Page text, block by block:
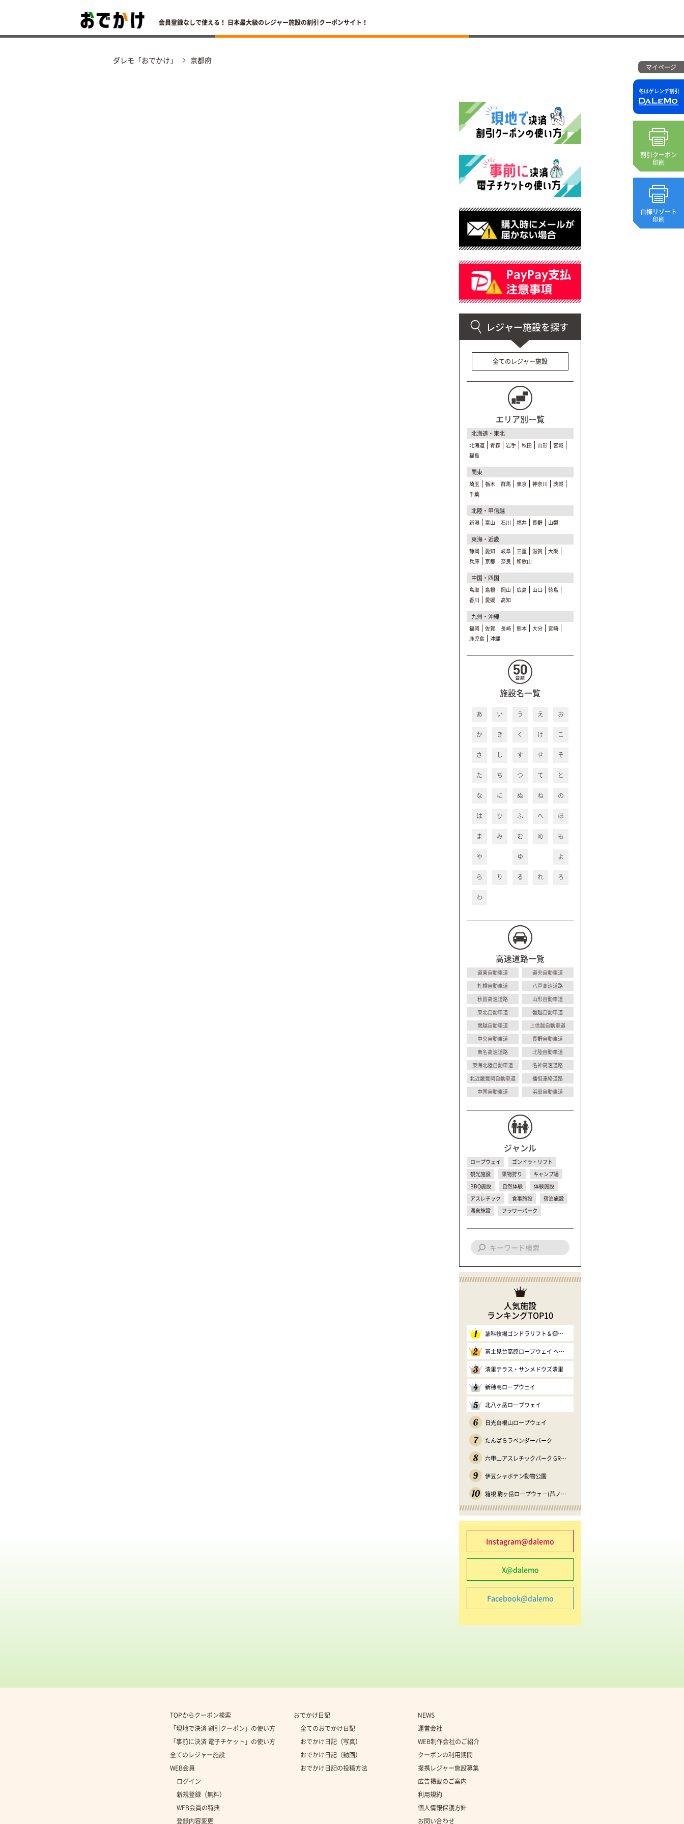
会員登録なしで使える！ 日本最大級のレジャー施設の割引クーポンサイト！
冬はゲレンデ割引
割引クーポン
印刷
白樺リゾート
印刷
マイページ
ダレモ「おでかけ」 京都府
全てのレジャー施設
エリア別一覧
北海道・東北
北海道 青森 岩手 秋田 山形
宮城
福島
関東
埼玉 栃木 群馬 東京 神奈川
茨城
千葉
北陸・甲信越
新潟 富山 石川 福井 長野 山梨
東海・近畿
静岡 愛知 岐阜 三重 滋賀
大阪
兵庫
京都 奈良 和歌山
中国・四国
鳥取 島根 岡山 広島 山口
徳島
香川
愛媛 高知
九州・沖縄
福岡 佐賀 長崎 熊本 大分
宮崎
鹿児島
沖縄
施設名一覧
あ い う え お
か き く け こ
さ し す せ そ
た ち つ て と
な に ぬ ね の
は ひ ふ へ ほ
ま み む め も
や ゆ よ
ら り る れ ろ
わ
高速道路一覧
道東自動車道
道央自動車道
札樽自動車道
八戸高速道路
秋田高速道路
山形自動車道
東北自動車道
磐越自動車道
関越自動車道
上信越自動車道
中央自動車道
長野自動車道
東名高速道路
北陸自動車道
東海北陸自動車道
名神高速道路
北近畿豊岡自動車道
播但連絡道路
中国自動車道
浜田自動車道
ジャンル
ロープウェイ
ゴンドラ・リフト
観光施設
果物狩り
キャンプ場
BBQ施設
自然体験
体験施設
アスレチック
食事施設
宿泊施設
温泉施設
フラワーパーク
人気施設
ランキングTOP10
1 蓼科牧場ゴンドラリフト＆御泉水自然園
2 富士見台高原ロープウェイ ヘブンスそのはら
3 清里テラス・サンメドウズ清里
4 新穂高ロープウェイ
5 北八ヶ岳ロープウェイ
6 日光白根山ロープウェイ
7 たんばらラベンダーパーク
8 六甲山アスレチックパーク GREENIA
9 伊豆シャボテン動物公園
10 箱根 駒ヶ岳ロープウェー(芦ノソラ)
Instagram@dalemo
X@dalemo
Facebook@dalemo
TOPからクーポン検索
「現地で決済 割引クーポン」の使い方
「事前に決済 電子チケット」の使い方
全てのレジャー施設
WEB会員
ログイン
新規登録（無料）
WEB会員の特典
登録内容変更
おでかけ日記
全てのおでかけ日記
おでかけ日記（写真）
おでかけ日記（動画）
おでかけ日記の投稿方法
NEWS
運営会社
WEB制作会社のご紹介
クーポンの利用期間
提携レジャー施設募集
広告掲載のご案内
利用規約
個人情報保護方針
お問い合わせ